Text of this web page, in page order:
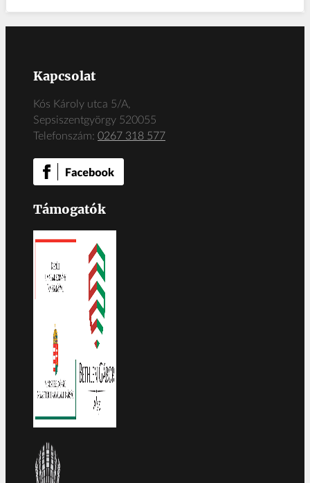
Kapcsolat
Kós Károly utca 5/A,
Sepsiszentgyörgy 520055
Telefonszám: 0267 318 577
Támogatók